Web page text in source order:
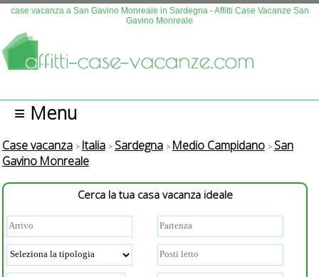
case vacanza a San Gavino Monreale in Sardegna - Affitti Case Vacanze San
Gavino Monreale
Questo sito fa uso di cookies. Continuando la navigazione se
≡ Menu
Case vacanza Italia Sardegna Medio Campidano
San
Gavino Monreale
Cerca la tua casa vacanza ideale